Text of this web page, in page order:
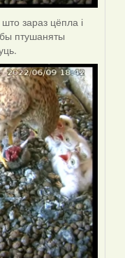
зараз цёпла і
птушаняты